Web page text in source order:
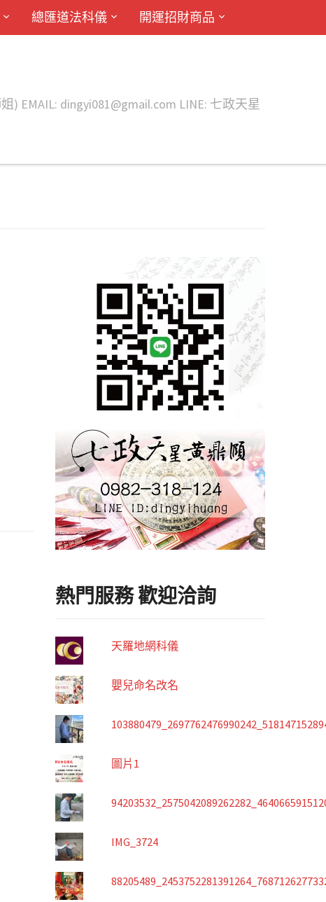
總匯道法科儀 開運招財商品
EMAIL: dingyi081@gmail.com LINE: 七政天星
熱門服務 歡迎洽詢
天羅地網科儀
嬰兒命名改名
圖片1
IMG_3724